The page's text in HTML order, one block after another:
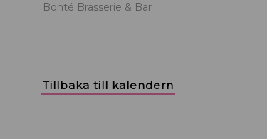
Bonté Brasserie & Bar
Tillbaka till kalendern